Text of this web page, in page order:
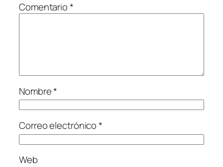
Comentario*
Nombre*
Correo electrónico*
Web